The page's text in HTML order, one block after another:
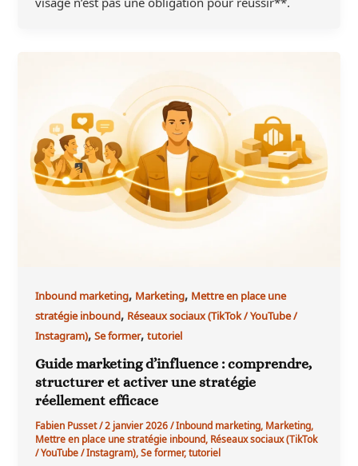
Inbound marketing, Marketing, Mettre en place une
stratégie inbound, Réseaux sociaux (TikTok / YouTube /
Instagram),Se former,tutoriel
Guide marketing d’influence : comprendre,
structurer et activer une stratégie
réellement efficace
Fabien Pusset/2 janvier 2026/Inbound marketing,Marketing,
Mettre en place une stratégie inbound,Réseaux sociaux (TikTok
/ YouTube / Instagram),Se former,tutoriel